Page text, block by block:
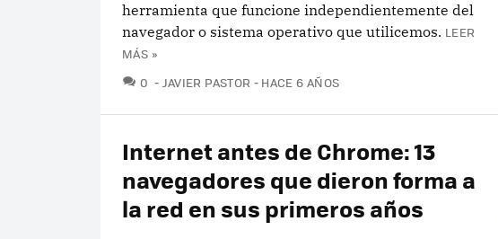
herramienta que funcione independientemente del
navegador o sistema operativo que utilicemos. LEER
MÁS »
0 COMENTARIOS
JAVIER PASTOR HACE 6 AÑOS
Internet antes de Chrome: 13
navegadores que dieron forma a
la red en sus primeros años